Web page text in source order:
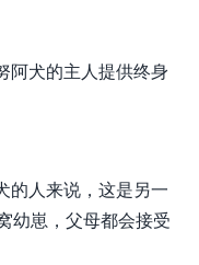
阿犬的主人提供终身
的人来说，这是另一
幼崽，父母都会接受